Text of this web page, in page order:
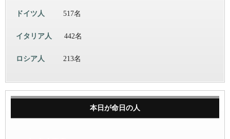
ドイツ人 517名
イタリア人 442名
ロシア人 213名
本日が命日の人